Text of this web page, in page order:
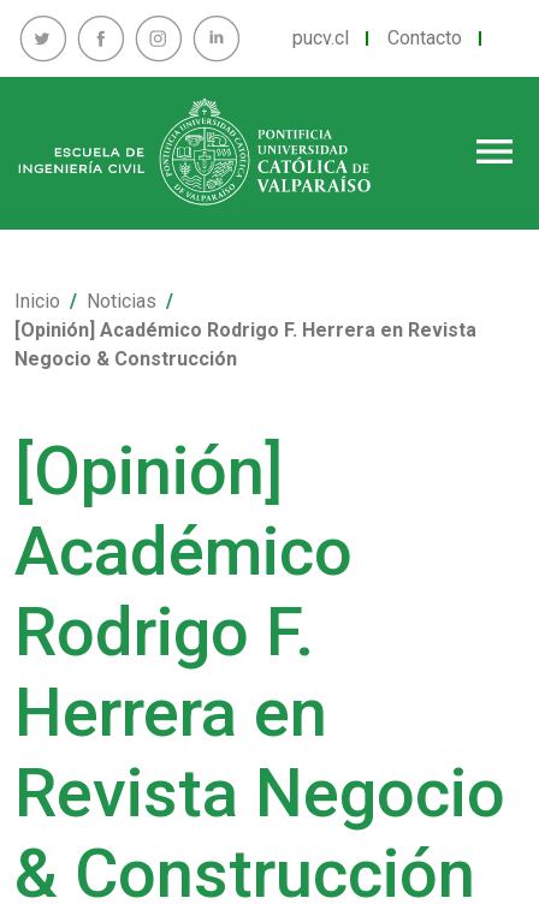
pucv.cl Contacto
menu
Inicio
Noticias
[Opinión] Académico Rodrigo F. Herrera en Revista
Negocio & Construcción
[Opinión]
Académico
Rodrigo F.
Herrera en
Revista Negocio
& Construcción